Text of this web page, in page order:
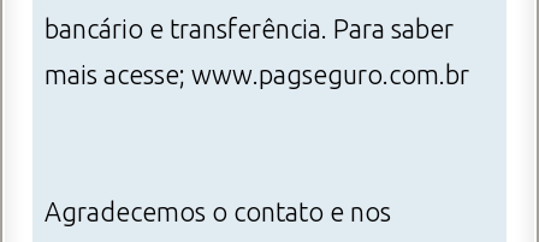
bancário e transferência. Para saber
mais acesse; www.pagseguro.com.br
Agradecemos o contato e nos